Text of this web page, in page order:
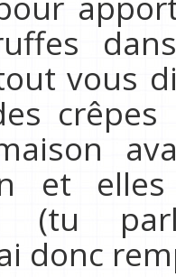
vous
et
(tu
donc